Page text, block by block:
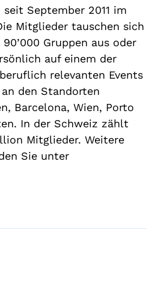
September 2011 im
Mitglieder tauschen sich
Gruppen aus oder
auf einem der
relevanten Events
den Standorten
Barcelona, Wien, Porto
In der Schweiz zählt
Mitglieder. Weitere
Sie unter